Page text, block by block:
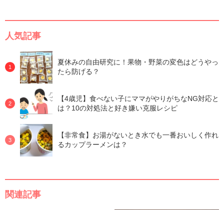
人気記事
夏休みの自由研究に！果物・野菜の変色はどうやっ
たら防げる？
【4歳児】食べない子にママがやりがちなNG対応と
は？10の対処法と好き嫌い克服レシピ
【非常食】お湯がないとき水でも一番おいしく作れ
るカップラーメンは？
関連記事